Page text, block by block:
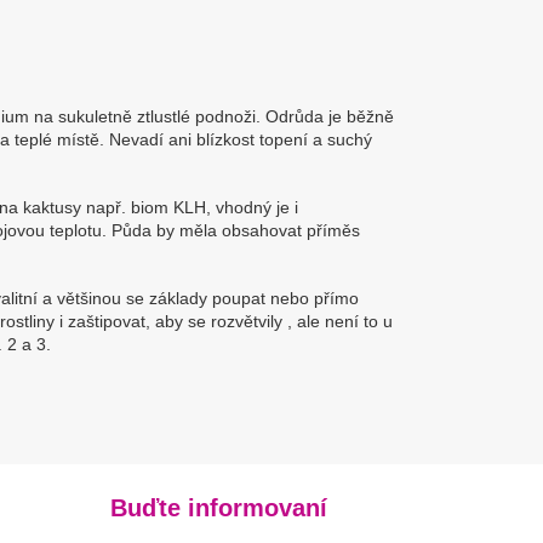
na sukuletně ztlustlé podnoži. Odrůda je běžně
teplé místě. Nevadí ani blízkost topení a suchý
kaktusy např. biom KLH, vhodný je i
teplotu. Půda by měla obsahovat příměs
a většinou se základy poupat nebo přímo
i zaštipovat, aby se rozvětvily , ale není to u
2 a 3.
Buďte informovaní